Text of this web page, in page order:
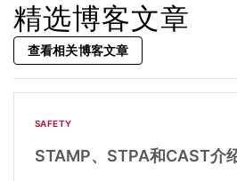
精选博客文章
查看相关博客文章
SAFETY
STAMP、STPA和CAST介